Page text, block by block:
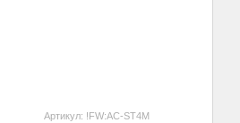
Артикул: !FW:AC-ST4M